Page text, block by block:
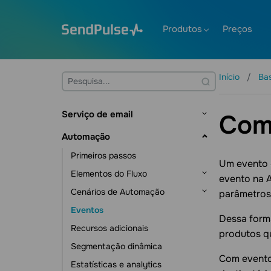
Produtos Preços
Serviço de email
Princípios da SendPulse
Listas de endereçamento e
Gerenciamento de dados dos
contatos
Ferramentas de assinatura
Recursos adicionais
Automação
Primeiros passos
Elementos do Fluxo
Gatilhos
Elemento Ação
Envie mensagens
Recursos adicionais
Cenários de Automação
Automações de CRM
Automações de Cursos
Automações de campanhas
Automações acionadas por
Eventos
Recursos adicionais
Segmentação dinâmica
Estatísticas e analytics
Início
Um
evento na
Dessa
produtos
Com